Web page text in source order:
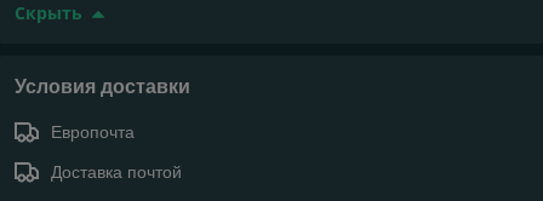
Скрыть
Условия доставки
Европочта
Доставка почтой